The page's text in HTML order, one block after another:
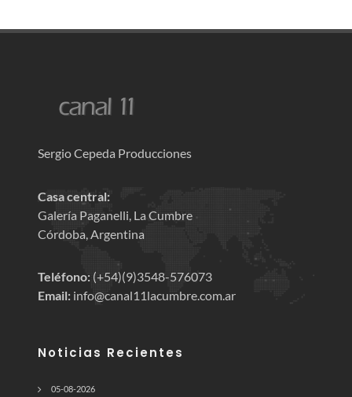
Sergio Cepeda Producciones
Casa central:
Galería Paganelli, La Cumbre
Córdoba, Argentina
Teléfono: (+54)(9)3548-576073
Email: info@canal11lacumbre.com.ar
Noticias Recientes
05-08-2026